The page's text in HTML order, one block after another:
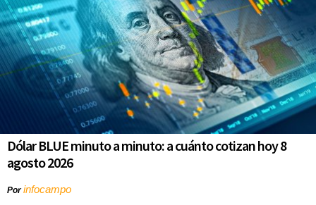
Dólar BLUE minuto a minuto: a cuánto cotizan hoy 8
agosto 2026
Porinfocampo